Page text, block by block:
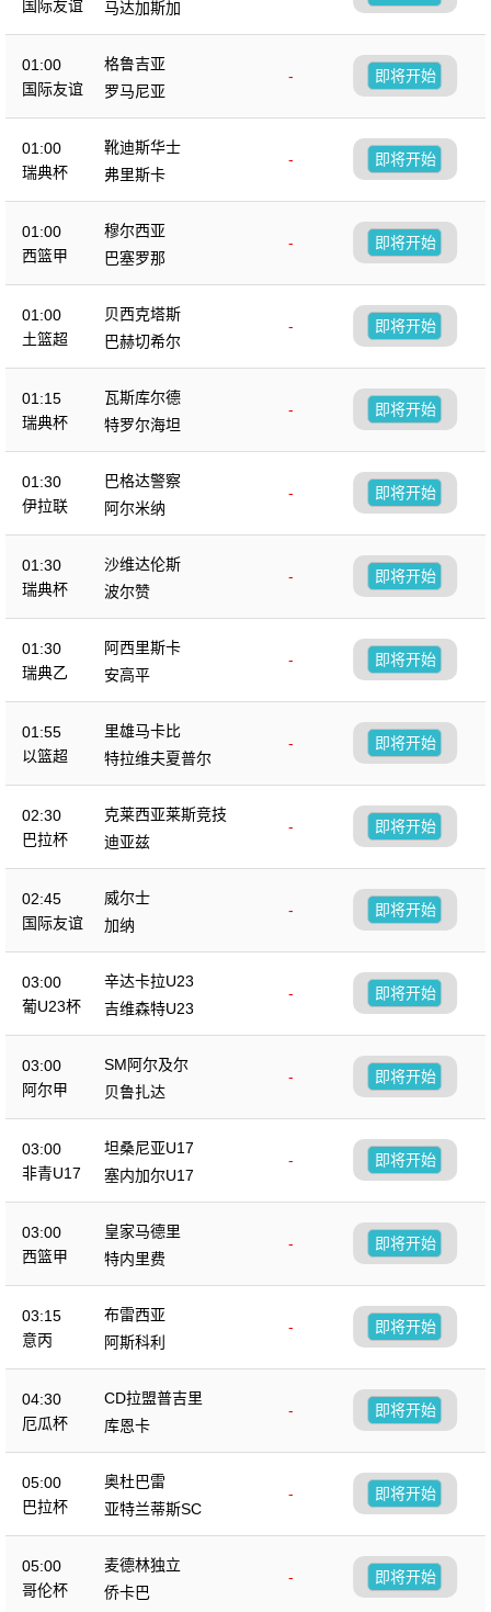
国际友谊
马达加斯加
01:00
国际友谊
格鲁吉亚
-
罗马尼亚
即将开始
01:00
瑞典杯
靴迪斯华士
-
弗里斯卡
即将开始
01:00
西篮甲
穆尔西亚
-
巴塞罗那
即将开始
01:00
土篮超
贝西克塔斯
-
巴赫切希尔
即将开始
01:15
瑞典杯
瓦斯库尔德
-
特罗尔海坦
即将开始
01:30
伊拉联
巴格达警察
-
阿尔米纳
即将开始
01:30
瑞典杯
沙维达伦斯
-
波尔赞
即将开始
01:30
瑞典乙
阿西里斯卡
-
安高平
即将开始
01:55
以篮超
里雄马卡比
-
特拉维夫夏普尔
即将开始
02:30
巴拉杯
克莱西亚莱斯竞技
-
迪亚兹
即将开始
02:45
国际友谊
威尔士
-
加纳
即将开始
03:00
葡U23杯
辛达卡拉U23
-
吉维森特U23
即将开始
03:00
阿尔甲
SM阿尔及尔
-
贝鲁扎达
即将开始
03:00
非青U17
坦桑尼亚U17
-
塞内加尔U17
即将开始
03:00
西篮甲
皇家马德里
-
特内里费
即将开始
03:15
意丙
布雷西亚
-
阿斯科利
即将开始
04:30
厄瓜杯
CD拉盟普吉里
-
库恩卡
即将开始
05:00
巴拉杯
奥杜巴雷
-
亚特兰蒂斯SC
即将开始
05:00
哥伦杯
麦德林独立
-
侨卡巴
即将开始